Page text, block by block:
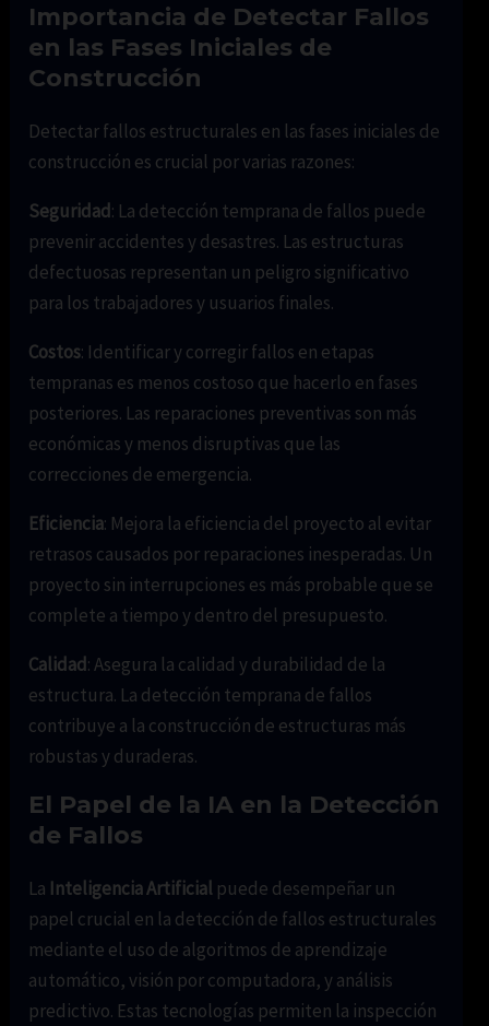
Importancia de Detectar Fallos
en las Fases Iniciales de
Construcción
Detectar fallos estructurales en las fases iniciales de
construcción es crucial por varias razones:
Seguridad: La detección temprana de fallos puede
prevenir accidentes y desastres. Las estructuras
defectuosas representan un peligro significativo
para los trabajadores y usuarios finales.
Costos: Identificar y corregir fallos en etapas
tempranas es menos costoso que hacerlo en fases
posteriores. Las reparaciones preventivas son más
económicas y menos disruptivas que las
correcciones de emergencia.
Eficiencia: Mejora la eficiencia del proyecto al evitar
retrasos causados por reparaciones inesperadas. Un
proyecto sin interrupciones es más probable que se
complete a tiempo y dentro del presupuesto.
Calidad: Asegura la calidad y durabilidad de la
estructura. La detección temprana de fallos
contribuye a la construcción de estructuras más
robustas y duraderas.
El Papel de la IA en la Detección
de Fallos
La Inteligencia Artificial puede desempeñar un
papel crucial en la detección de fallos estructurales
mediante el uso de algoritmos de aprendizaje
automático, visión por computadora, y análisis
predictivo. Estas tecnologías permiten la inspección